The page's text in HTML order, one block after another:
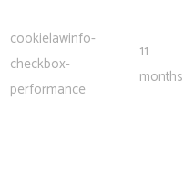
cookielawinfo-
checkbox-
performance
11
months